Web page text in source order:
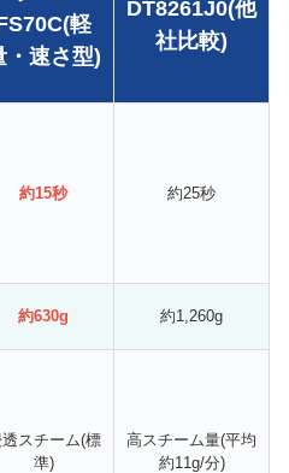
軽
・速さ型)
DT8261J0(他
社比較)
約15秒 約25秒
約630g 約1,260g
スチーム(標
準)
高スチーム量(平均
約11g/分)